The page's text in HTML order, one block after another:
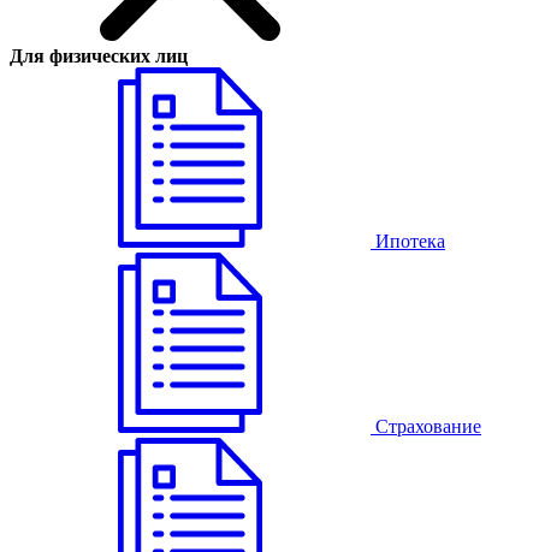
Для физических лиц
Ипотека
Страхование